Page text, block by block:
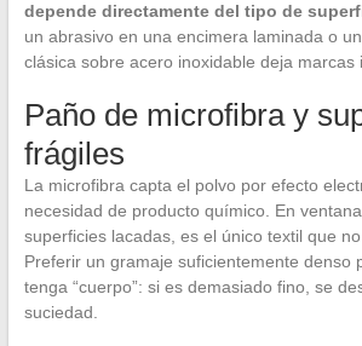
depende directamente del tipo de
un abrasivo en una encimera laminada o
clásica sobre acero inoxidable deja marcas
Paño de microfibra y
frágiles
La microfibra capta el polvo por efecto
necesidad de producto químico. En
superficies lacadas, es el único textil que
Preferir un gramaje suficientemente denso
tenga “cuerpo”: si es demasiado fino, se
suciedad.